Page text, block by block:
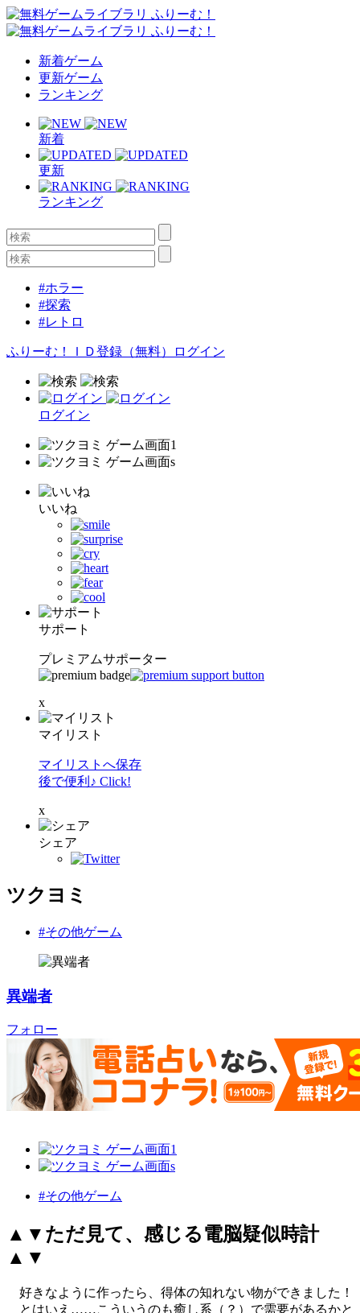
新着ゲーム
更新ゲーム
ランキング
新着
更新
ランキング
#ホラー
#探索
#レトロ
ふりーむ！ＩＤ登録（無料） ログイン
ログイン
いいね
サポート
プレミアムサポーター
x
マイリスト
マイリストへ保存
後で便利♪ Click!
x
シェア
ツクヨミ
#その他ゲーム
異端者
フォロー
#その他ゲーム
▲▼ただ見て、感じる電脳疑似時計
▲▼
好きなように作ったら、得体の知れない物ができました！
とはいえ……こういうのも癒し系（？）で需要があるかと